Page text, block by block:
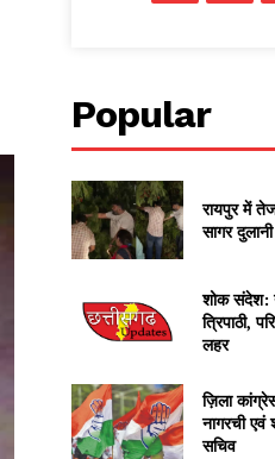
Popular
रायपुर में
सागर
शोक संदेश:
त्रिपाठी,
लहर
ज़िला
नागरची
सचिव